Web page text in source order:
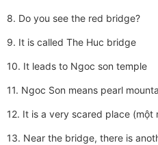
8. Do you see the red bridge?
9. It is called The Huc bridge
10. It leads to Ngoc son temple
11. Ngoc Son means pearl
12. It is a very scared place (một
13. Near the bridge, there is